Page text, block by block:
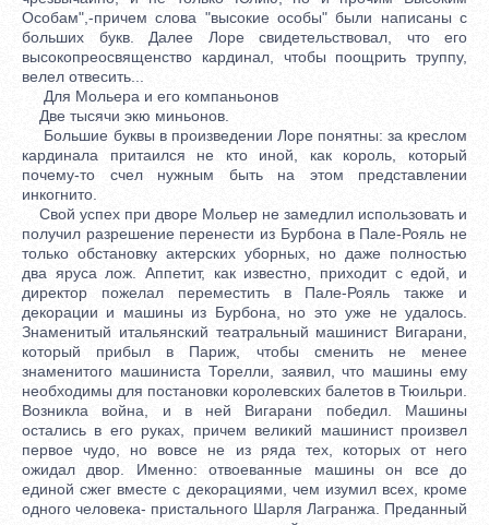
Особам",-причем слова "высокие особы" были написаны с
больших букв. Далее Лоре свидетельствовал, что его
высокопреосвященство кардинал, чтобы поощрить труппу,
велел отвесить...
Для Мольера и его компаньонов
Две тысячи экю миньонов.
Большие буквы в произведении Лоре понятны: за креслом
кардинала притаился не кто иной, как король, который
почему-то счел нужным быть на этом представлении
инкогнито.
Свой успех при дворе Мольер не замедлил использовать и
получил разрешение перенести из Бурбона в Пале-Рояль не
только обстановку актерских уборных, но даже полностью
два яруса лож. Аппетит, как известно, приходит с едой, и
директор пожелал переместить в Пале-Рояль также и
декорации и машины из Бурбона, но это уже не удалось.
Знаменитый итальянский театральный машинист Вигарани,
который прибыл в Париж, чтобы сменить не менее
знаменитого машиниста Торелли, заявил, что машины ему
необходимы для постановки королевских балетов в Тюильри.
Возникла война, и в ней Вигарани победил. Машины
остались в его руках, причем великий машинист произвел
первое чудо, но вовсе не из ряда тех, которых от него
ожидал двор. Именно: отвоеванные машины он все до
единой сжег вместе с декорациями, чем изумил всех, кроме
одного человека- пристального Шарля Лагранжа. Преданный